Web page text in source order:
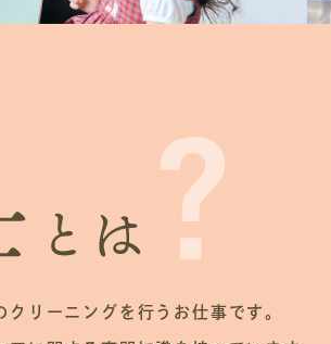
リーニングを行うお仕事です。